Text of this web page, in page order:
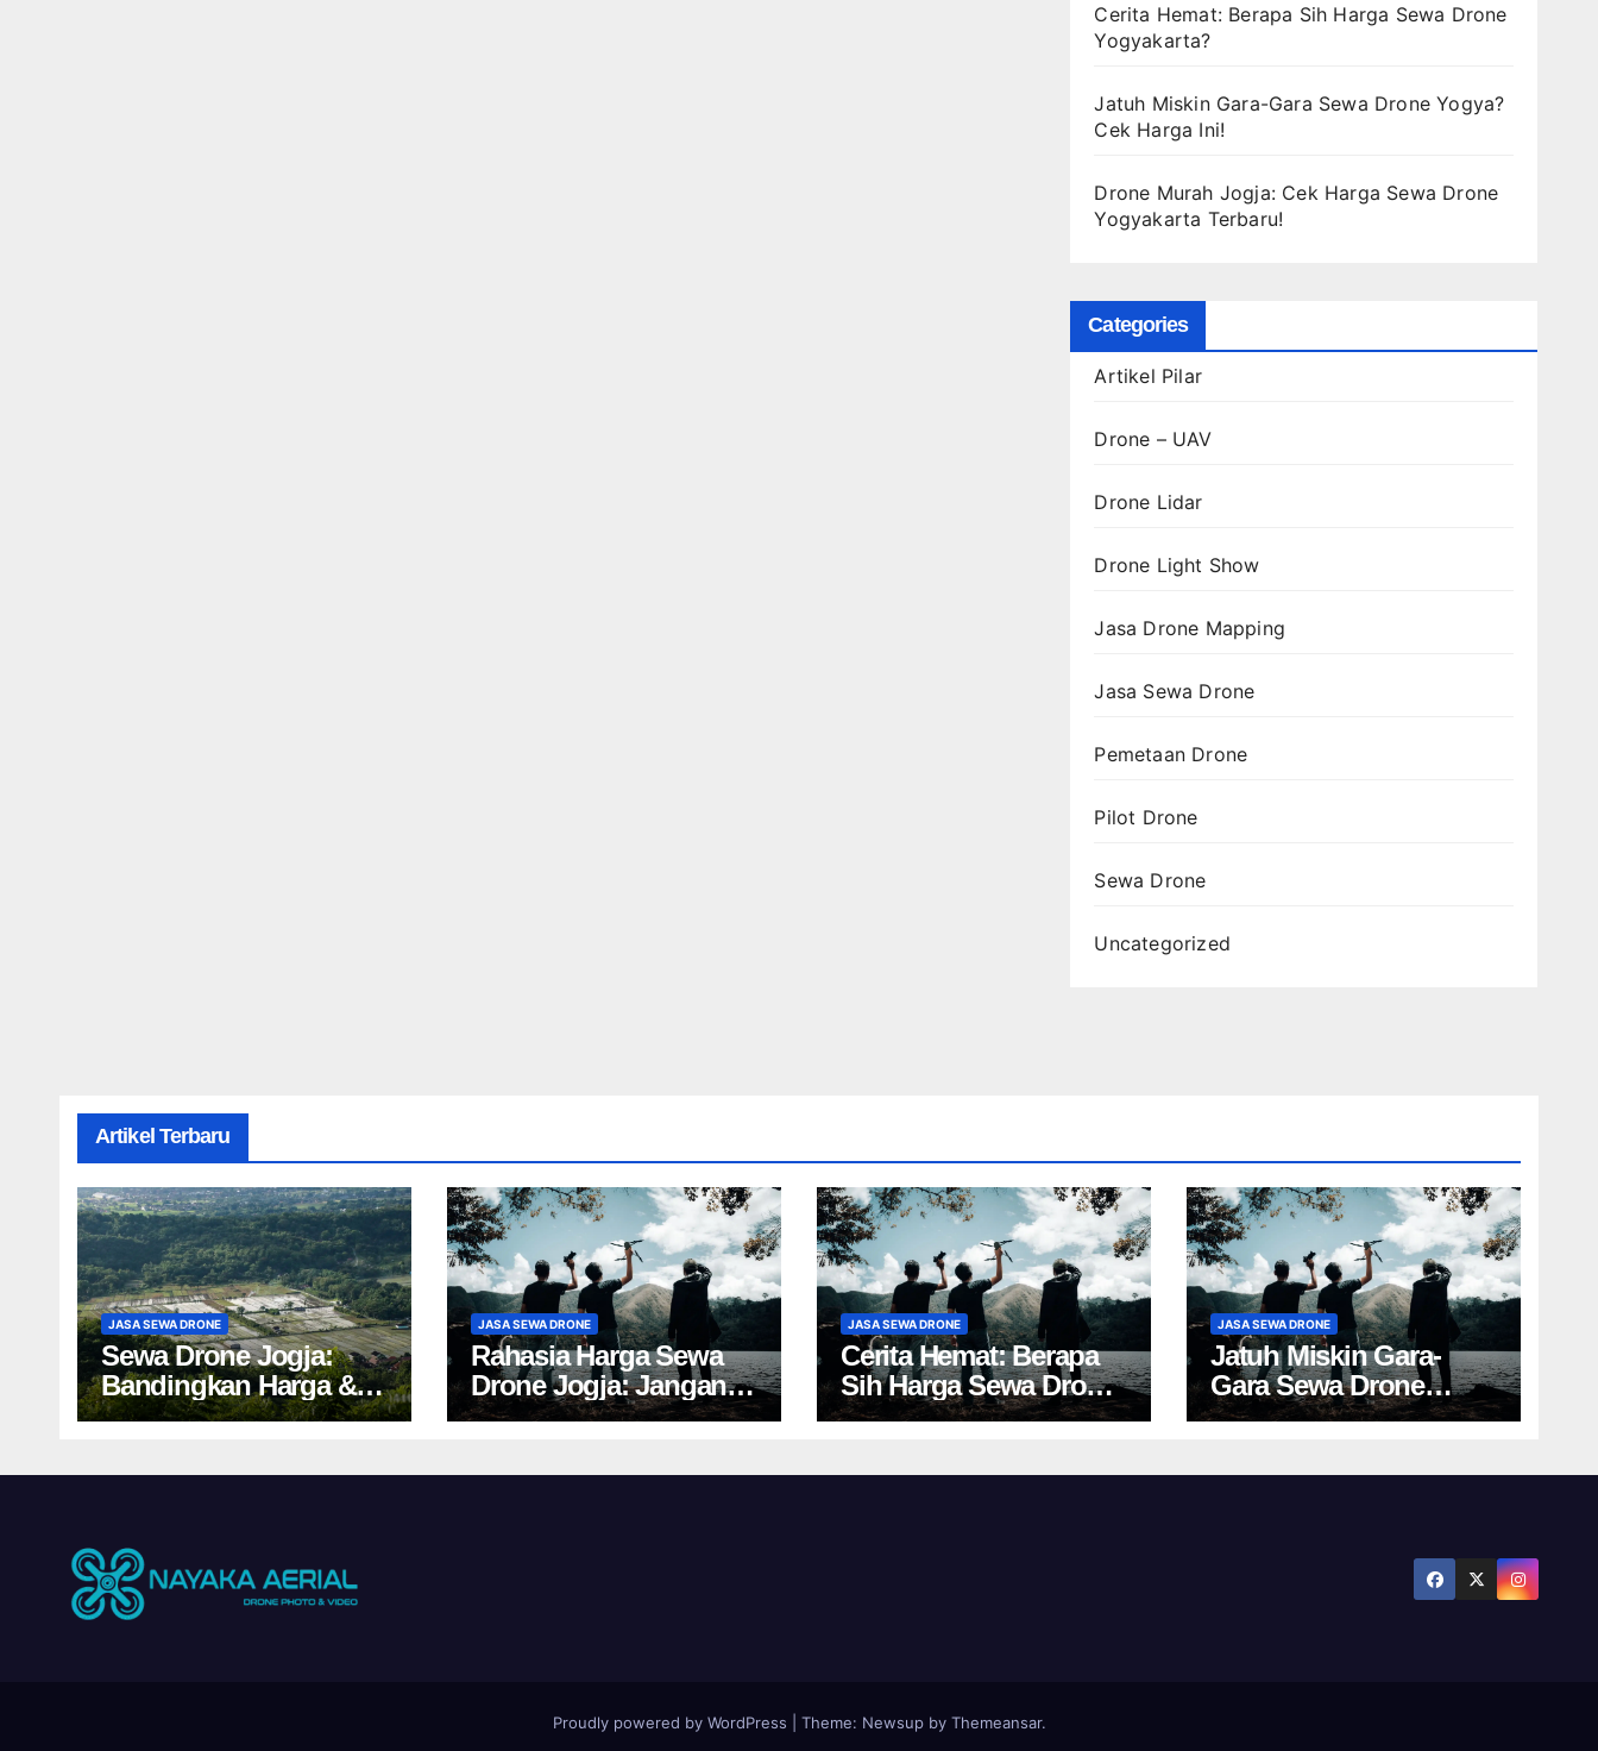
Cerita Hemat: Berapa Sih Harga Sewa Drone
Yogyakarta?
Jatuh Miskin Gara-Gara Sewa Drone Yogya?
Cek Harga Ini!
Drone Murah Jogja: Cek Harga Sewa Drone
Yogyakarta Terbaru!
Categories
Artikel Pilar
Drone – UAV
Drone Lidar
Drone Light Show
Jasa Drone Mapping
Jasa Sewa Drone
Pemetaan Drone
Pilot Drone
Sewa Drone
Uncategorized
Artikel Terbaru
JASA SEWA DRONE
Sewa Drone Jogja:
Bandingkan Harga &
Tips Cuan 2024!
JASA SEWA DRONE
Rahasia Harga Sewa
Drone Jogja: Jangan
Salah Pilih, Rugi!
JASA SEWA DRONE
Cerita Hemat: Berapa
Sih Harga Sewa Drone
Yogyakarta?
JASA SEWA DRONE
Jatuh Miskin Gara-
Gara Sewa Drone
Yogya? Cek Harga Ini!
Proudly powered by WordPress Theme: Newsupby Themeansar.